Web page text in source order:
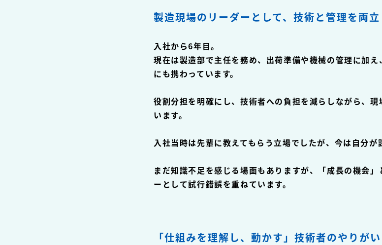
製造現場のリーダーとして、技術と管理を両立
入社から6年目。
現在は製造部で主任を務め、出荷準備や機械の管理に加
にも携わっています。
役割分担を明確にし、技術者への負担を減らしながら、
います。
入社当時は先輩に教えてもらう立場でしたが、今は自分が
まだ知識不足を感じる場面もありますが、「成長の機会
ーとして試行錯誤を重ねています。
「仕組みを理解し、動かす」技術者のやりがい